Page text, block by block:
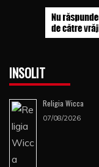
INSOLIT
Religia Wicca
07/08/2026